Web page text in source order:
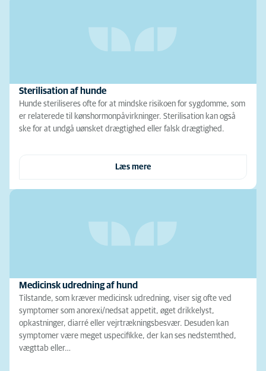
Sterilisation af hunde
Hunde steriliseres ofte for at mindske risikoen for sygdomme, som
er relaterede til kønshormonpåvirkninger. Sterilisation kan også
ske for at undgå uønsket drægtighed eller falsk drægtighed.
Læs mere
Medicinsk udredning af hund
Tilstande, som kræver medicinsk udredning, viser sig ofte ved
symptomer som anorexi/nedsat appetit, øget drikkelyst,
opkastninger, diarré eller vejrtrækningsbesvær. Desuden kan
symptomer være meget uspecifikke, der kan ses nedstemthed,
vægttab eller…